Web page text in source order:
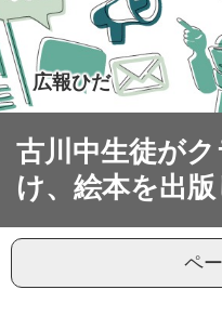
広報ひだ
古川中生徒が
け、絵本を出
ペ